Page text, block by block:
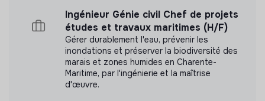
Référencé par Shift Your Job.
Adhérent du Mouvement Impact
France.
Ingénieur Génie civil Chef de projets
études et travaux maritimes (H/F)
Gérer durablement l'eau, prévenir les
inondations et préserver la biodiversité des
marais et zones humides en Charente-
Maritime, par l'ingénierie et la maîtrise
d'œuvre.